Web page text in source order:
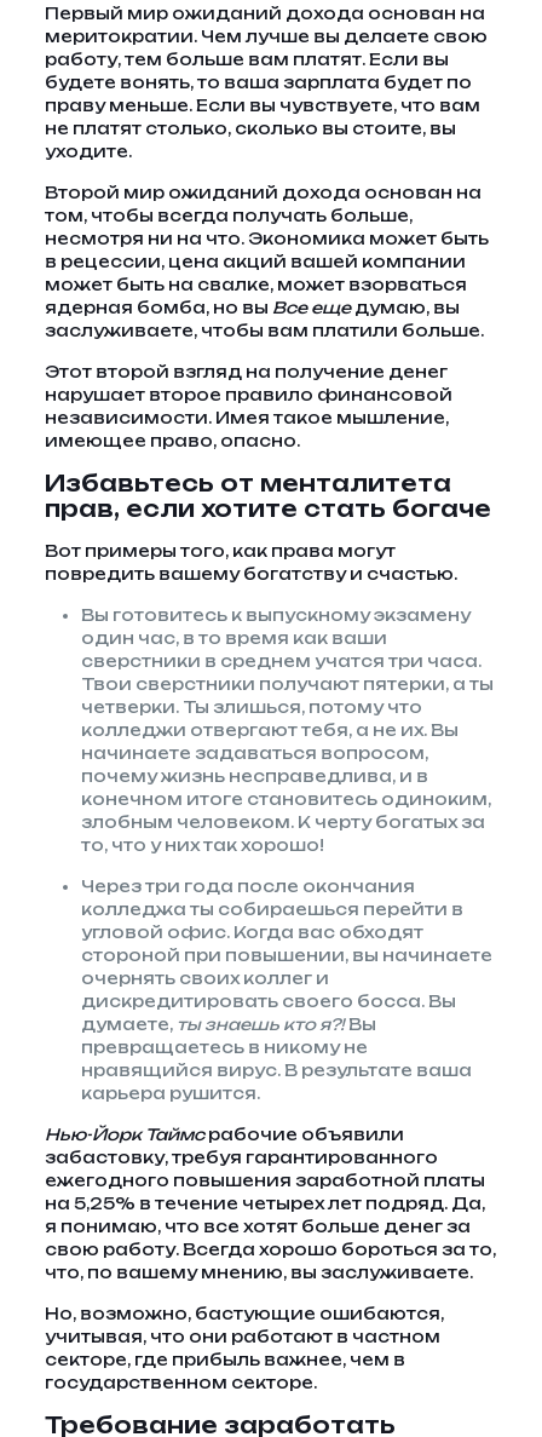
Первый мир ожиданий дохода основан на
меритократии. Чем лучше вы делаете свою
работу, тем больше вам платят. Если вы
будете вонять, то ваша зарплата будет по
праву меньше. Если вы чувствуете, что вам
не платят столько, сколько вы стоите, вы
уходите.
Второй мир ожиданий дохода основан на
том, чтобы всегда получать больше,
несмотря ни на что. Экономика может быть
в рецессии, цена акций вашей компании
может быть на свалке, может взорваться
ядерная бомба, но вы Все ещедумаю, вы
заслуживаете, чтобы вам платили больше.
Этот второй взгляд на получение денег
нарушает второе правило финансовой
независимости. Имея такое мышление,
имеющее право, опасно.
Избавьтесь от менталитета
прав, если хотите стать богаче
Вот примеры того, как права могут
повредить вашему богатству и счастью.
Вы готовитесь к выпускному экзамену
один час, в то время как ваши
сверстники в среднем учатся три часа.
Твои сверстники получают пятерки, а ты
четверки. Ты злишься, потому что
колледжи отвергают тебя, а не их. Вы
начинаете задаваться вопросом,
почему жизнь несправедлива, и в
конечном итоге становитесь одиноким,
злобным человеком. К черту богатых за
то, что у них так хорошо!
Через три года после окончания
колледжа ты собираешься перейти в
угловой офис. Когда вас обходят
стороной при повышении, вы начинаете
очернять своих коллег и
дискредитировать своего босса. Вы
думаете, ты знаешь кто я?!Вы
превращаетесь в никому не
нравящийся вирус. В результате ваша
карьера рушится.
Нью-Йорк Таймсрабочие объявили
забастовку, требуя гарантированного
ежегодного повышения заработной платы
на 5,25% в течение четырех лет подряд. Да,
я понимаю, что все хотят больше денег за
свою работу. Всегда хорошо бороться за то,
что, по вашему мнению, вы заслуживаете.
Но, возможно, бастующие ошибаются,
учитывая, что они работают в частном
секторе, где прибыль важнее, чем в
государственном секторе.
Требование заработать